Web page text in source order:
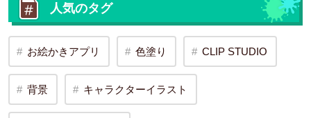
人気のタグ
お絵かきアプリ 色塗り CLIP STUDIO
背景 キャラクターイラスト